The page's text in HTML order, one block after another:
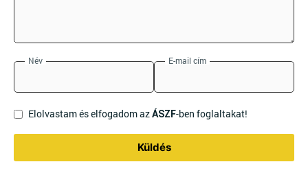
Név E-mail cím
Elolvastam és elfogadom azÁSZF-ben foglaltakat!
Küldés